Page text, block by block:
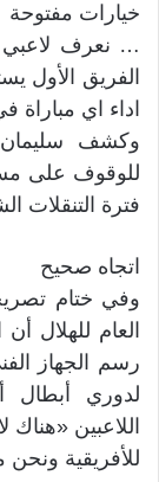
خيارات مفتوحة
… نعرف لاعبي
اداء اي مباراة
وكشف سليمان
للوقوف على
فترة التنقلات
اتجاه صحيح
وفي ختام
العام للهلال
رسم الجهاز
لدوري أبطال
اللاعبين
للأفريقية